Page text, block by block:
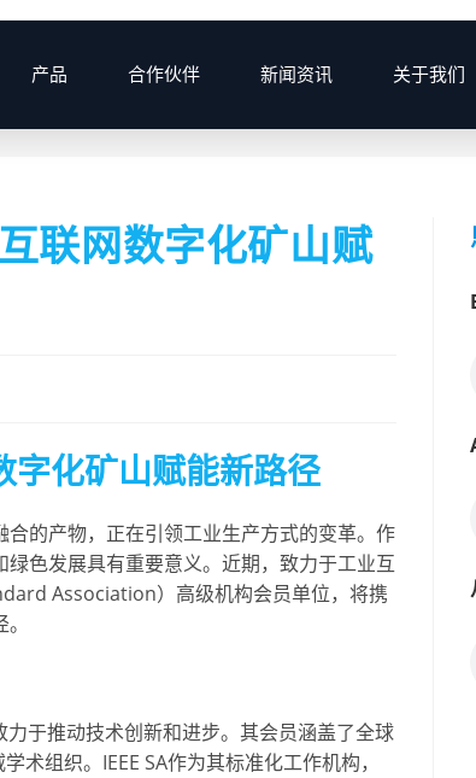
产品 合作伙伴 新闻资讯 关于我们
> 2024 6月 > 28 > 公司新闻 > 思为交互
联网数字化矿山赋
字化矿山赋能新路径
的产物，正在引领工业生产方式的变革。作
色发展具有重要意义。近期，致力于工业互
Association）高级机构会员单位，将携
于推动技术创新和进步。其会员涵盖了全球
组织。IEEE SA作为其标准化工作机构，